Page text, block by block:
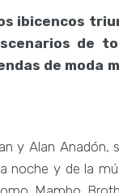
ibicencos
de
de moda
y Alan Anadón,
noche y de la